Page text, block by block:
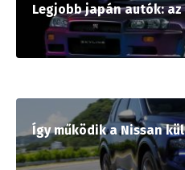
Legjobb japán autók:
Így működik a Nissan